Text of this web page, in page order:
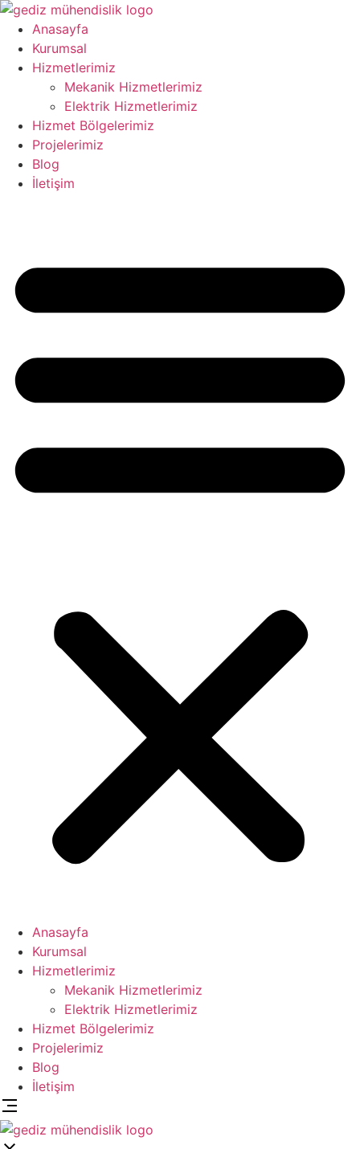
İçeriğe
atla
Anasayfa
Kurumsal
Hizmetlerimiz
Mekanik Hizmetlerimiz
Elektrik Hizmetlerimiz
Hizmet Bölgelerimiz
Projelerimiz
Blog
İletişim
Anasayfa
Kurumsal
Hizmetlerimiz
Mekanik Hizmetlerimiz
Elektrik Hizmetlerimiz
Hizmet Bölgelerimiz
Projelerimiz
Blog
İletişim